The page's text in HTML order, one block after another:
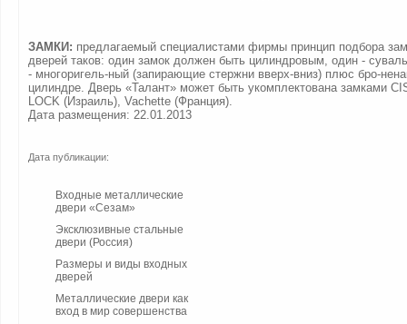
ЗАМКИ: предлагаемый специалистами фирмы принцип подбора
дверей таков: один замок должен быть цилиндровым, один -
- многоригель-ный (запирающие стержни вверх-вниз) плюс бро-
цилиндре. Дверь «Талант» может быть укомплектована замками
LOCK (Израиль), Vachette (Франция).
Дата размещения: 22.01.2013
Дата публикации:
Входные металлические
двери «Сезам»
Эксклюзивные стальные
двери (Россия)
Размеры и виды входных
дверей
Металлические двери как
вход в мир совершенства